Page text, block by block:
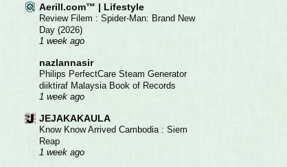
Aerill.com™ | Lifestyle
Review Filem : Spider-Man: Brand New
Day (2026)
1 week ago
nazlannasir
Philips PerfectCare Steam Generator
diiktiraf Malaysia Book of Records
1 week ago
JEJAKAKAULA
Know Know Arrived Cambodia : Siem
Reap
1 week ago